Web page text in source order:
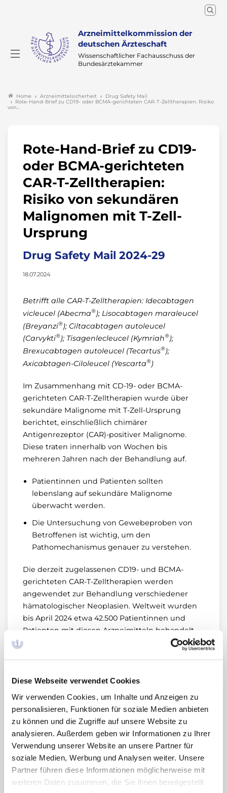
Diese Webseite verwendet Cookies
Wir verwenden Cookies, um Inhalte und Anzeigen zu
personalisieren, Funktionen für soziale Medien anbieten
zu können und die Zugriffe auf unsere Website zu
analysieren. Außerdem geben wir Informationen zu Ihrer
Verwendung unserer Website an unsere Partner für
soziale Medien, Werbung und Analysen weiter. Unsere
Partner führen diese Informationen möglicherweise mit
weiteren Daten zusammen, die Sie ihnen bereitgestellt
Arzneimittelkommission der
deutschen Ärzteschaft
Wissenschaftlicher Fachausschuss der
Bundesärztekammer
Home Arzneimittelsicherheit
Drug Safety Mail
Rote-Hand-Brief zu CD19- oder BCMA-gerichteten CAR-T-Zelltherapien: Risiko
von…
Rote-Hand-Brief zu CD19-
oder BCMA-gerichteten
CAR-T-Zelltherapien:
Risiko von sekundären
Malignomen mit T-Zell-
Ursprung
Drug Safety Mail 2024-29
18.07.2024
Betrifft alle CAR-T-Zelltherapien: Idecabtagen
vicleucel (Abecma®); Lisocabtagen maraleucel
(Breyanzi®); Ciltacabtagen autoleucel
(Carvykti®); Tisagenlecleucel (Kymriah®);
Brexucabtagen autoleucel (Tecartus®);
Axicabtagen-Ciloleucel (Yescarta®)
Im Zusammenhang mit CD-19- oder BCMA-
gerichteten CAR-T-Zelltherapien wurde über
sekundäre Malignome mit T-Zell-Ursprung
berichtet, einschließlich chimärer
Antigenrezeptor (CAR)-positiver Malignome.
Diese traten innerhalb von Wochen bis
mehreren Jahren nach der Behandlung auf.
Patientinnen und Patienten sollten
lebenslang auf sekundäre Malignome
überwacht werden.
Die Untersuchung von Gewebeproben von
Betroffenen ist wichtig, um den
Pathomechanismus genauer zu verstehen.
Die derzeit zugelassenen CD19- und BCMA-
gerichteten CAR-T-Zelltherapien werden
angewendet zur Behandlung verschiedener
hämatologischer Neoplasien. Weltweit wurden
bis April 2024 etwa 42.500 Patientinnen und
Patienten mit diesen Arzneimitteln behandelt.
Bis zu diesem Zeitpunkt wurden der
lymphatischer Leukämien berichtet. In sieben
werden, was darauf hindeutet, dass die CAR-T-
Zelltherapie an der Krankheitsentwicklung
beteiligt war und eine Insertionsmutagenese
stattgefunden haben könnte. Weitere
Untersuchungen sind wünschenswert, um
zugrunde liegende Mechanismen und
beitragende Faktoren aufzuklären.